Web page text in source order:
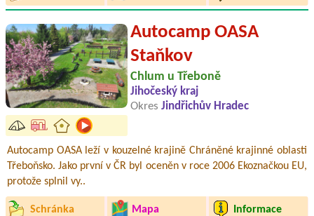
Autocamp OASA
Staňkov
Chlum u Třeboně
Jihočeský kraj
Okres Jindřichův Hradec
Autocamp OASA leží v kouzelné krajině Chráněné krajinné oblasti
Třeboňsko. Jako první v ČR byl oceněn v roce 2006 Ekoznačkou EU,
protože splnil vy..
Schránka Mapa Informace